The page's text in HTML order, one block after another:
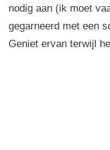
nodig aan (ik moet
gegarneerd met een
Geniet ervan terwijl